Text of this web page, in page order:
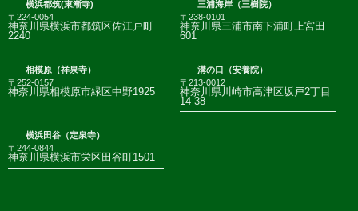
横浜都筑(東漸寺)
〒224-0054
神奈川県横浜市都筑区佐江戸町
2240
三浦海岸（三樹院）
〒238-0101
神奈川県三浦市南下浦町上宮田
601
相模原（祥泉寺）
〒252-0157
神奈川県相模原市緑区中野1925
溝の口（安養院）
〒213-0012
神奈川県川崎市高津区坂戸2丁目
14-38
横浜田谷（定泉寺）
〒244-0844
神奈川県横浜市栄区田谷町1501